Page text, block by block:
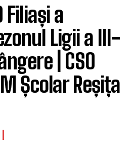
Filiași a
Ligii a III-
| CSO
Școlar Reșița